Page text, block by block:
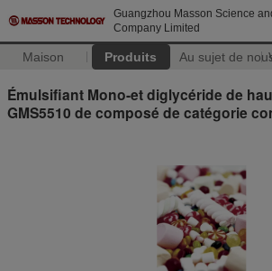
Guangzhou Masson Science
Company Limited
Maison Produits Au sujet de
Émulsifiant Mono-et diglycéride de
GMS5510 de composé de catégorie